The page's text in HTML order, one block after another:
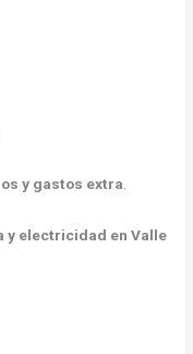
y gastos extra
y electricidad en Valle